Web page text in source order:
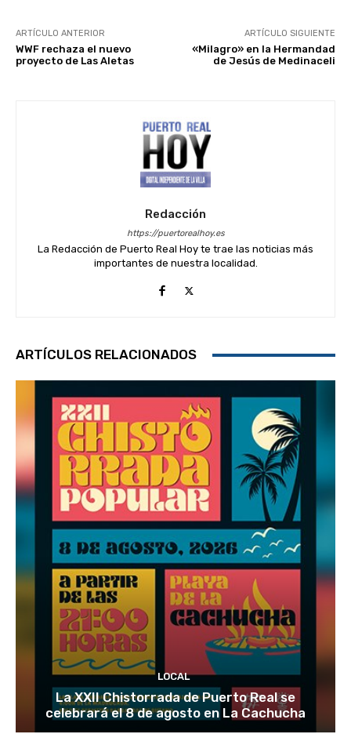
ARTÍCULO ANTERIOR
WWF rechaza el nuevo
proyecto de Las Aletas
ARTÍCULO SIGUIENTE
«Milagro» en la Hermandad
de Jesús de Medinaceli
Redacción
https://puertorealhoy.es
La Redacción de Puerto Real Hoy te trae las noticias más
importantes de nuestra localidad.
ARTÍCULOS RELACIONADOS
LOCAL
La XXII Chistorrada de Puerto Real se
celebrará el 8 de agosto en La Cachucha